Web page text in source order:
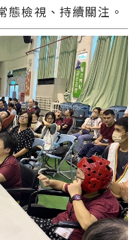
態檢視、持續關注。